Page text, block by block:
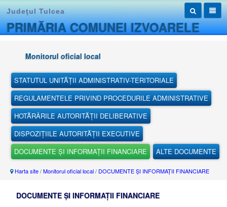
Judeţul Tulcea
PRIMĂRIA COMUNEI IZVOARELE
Monitorul oficial local
STATUTUL UNITĂȚII ADMINISTRATIV-TERITORIALE
REGULAMENTELE PRIVIND PROCEDURILE ADMINISTRATIVE
HOTĂRÂRILE AUTORITĂȚII DELIBERATIVE
DISPOZIȚIILE AUTORITĂȚII EXECUTIVE
DOCUMENTE ȘI INFORMAȚII FINANCIARE
ALTE DOCUMENTE
Harta site/Monitorul oficial local/ DOCUMENTE ȘI INFORMAȚII FINANCIARE
DOCUMENTE ȘI INFORMAȚII FINANCIARE